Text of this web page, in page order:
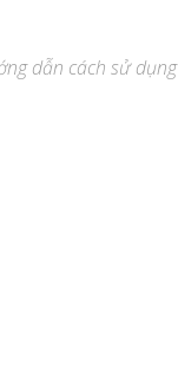
dẫn cách sử dụng